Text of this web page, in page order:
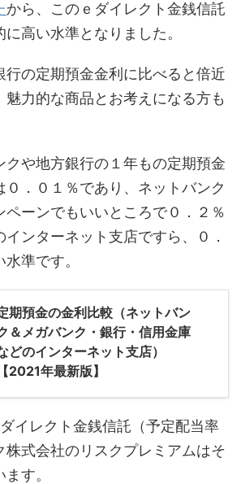
から、このｅダイレクト金銭信託
高い水準となりました。
行の定期預金金利に比べると倍近
魅力的な商品とお考えになる方も
クや地方銀行の１年もの定期預金
０．０１％であり、ネットバンク
ペーンでもいいところで０．２％
ンターネット支店ですら、０．
準です。
期預金の金利比較（ネットバン
＆メガバンク・銀行・信用金庫
どのインターネット支店）
【2021年最新版】
イレクト金銭信託（予定配当率
株式会社のリスクプレミアムはそ
す。